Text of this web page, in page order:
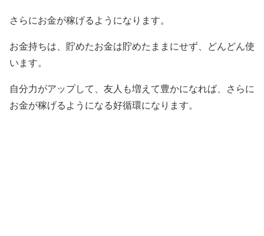
さらにお金が稼げるようになります。
お金持ちは、貯めたお金は貯めたままにせず、どんどん使
います。
自分力がアップして、友人も増えて豊かになれば、さらに
お金が稼げるようになる好循環になります。